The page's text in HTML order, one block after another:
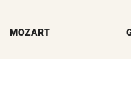
MOZART